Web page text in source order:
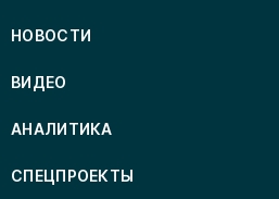
НОВОСТИ
ВИДЕО
АНАЛИТИКА
СПЕЦПРОЕКТЫ